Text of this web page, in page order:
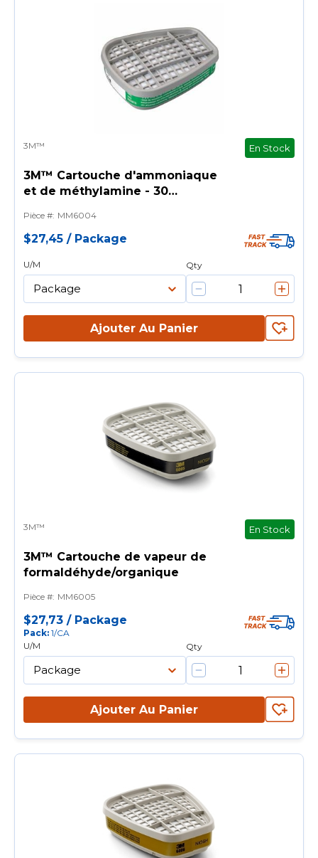
3M™ En Stock
3M™ Cartouche d'ammoniaque
et de méthylamine - 30
Pièce #: MM6004
$27,45 / Package
U/M Qty
Ajouter Au Panier
3M™ En Stock
3M™ Cartouche de vapeur de
formaldéhyde/organique
Pièce #: MM6005
$27,73 / Package
Pack: 1/CA
U/M
Qty
Ajouter Au Panier